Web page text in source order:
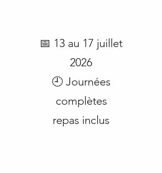
📅 13 au 17 juillet
2026
🕘 Journées
complètes
repas inclus